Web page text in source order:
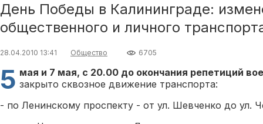
День Победы в Калининграде:
общественного и личного
28.04.2010 13:41 Общество 6705
5 мая и 7 мая, с 20.00 до окончания репетиций
закрыто сквозное движение транспорта:
- по Ленинскому проспекту - от ул. Шевченко до ул.